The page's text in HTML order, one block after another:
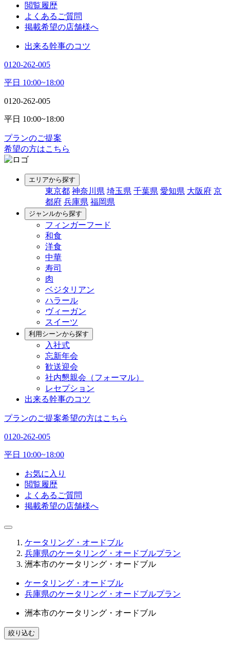
閲覧履歴
よくあるご質問
掲載希望の店舗様へ
出来る幹事のコツ
0120-262-005
平日 10:00~18:00
0120-262-005
平日 10:00~18:00
プランのご提案
希望の方はこちら
エリアから探す
東京都 神奈川県 埼玉県 千葉県 愛知県 大阪府 京
都府 兵庫県 福岡県
ジャンルから探す
フィンガーフード
和食
洋食
中華
寿司
肉
ベジタリアン
ハラール
ヴィーガン
スイーツ
利用シーンから探す
入社式
忘新年会
歓送迎会
社内懇親会（フォーマル）
レセプション
出来る幹事のコツ
プランのご提案希望の方はこちら
0120-262-005
平日 10:00~18:00
お気に入り
閲覧履歴
よくあるご質問
掲載希望の店舗様へ
ケータリング・オードブル
兵庫県のケータリング・オードブルプラン
洲本市のケータリング・オードブル
ケータリング・オードブル
兵庫県のケータリング・オードブルプラン
洲本市のケータリング・オードブル
絞り込む